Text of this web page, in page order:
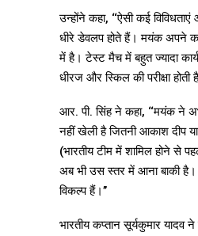
उन्होंने कहा, ‘‘ऐसी कई
धीरे डेवलप होते हैं। मयंक अपने
में है। टेस्ट मैच में बहुत ज्यादा
धीरज और स्किल की परीक्षा होती
आर. पी. सिंह ने कहा, ‘‘मयंक ने
नहीं खेली है जितनी आकाश दीप
(भारतीय टीम में शामिल होने से
अब भी उस स्तर में आना बाकी
विकल्प हैं।’’
भारतीय कप्तान सूर्यकुमार यादव